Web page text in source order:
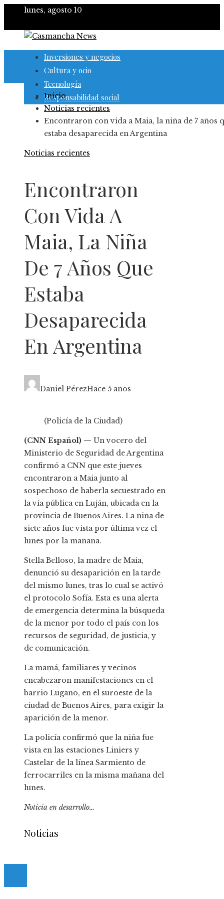
lunes, agosto 10
Inversiones y negocios
Cultura y ocio
Tecnología
Responsabilidad social
Inicio
Noticias recientes
Encontraron con vida a Maia, la niña de 7 años
estaba desaparecida en Argentina
Noticias recientes
Encontraron
Con Vida A
Maia, La Niña
De 7 Años Que
Estaba
Desaparecida
En Argentina
Daniel PérezHace 5 años
(Policía de la Ciudad)
(CNN Español) — Un vocero del
Ministerio de Seguridad de Argentina
confirmó a CNN que este jueves
encontraron a Maia junto al
sospechoso de haberla secuestrado en
la vía pública en Luján, ubicada en la
provincia de Buenos Aires. La niña de
siete años fue vista por última vez el
lunes por la mañana.
Stella Belloso, la madre de Maia,
denunció su desaparición en la tarde
del mismo lunes, tras lo cual se activó
el protocolo Sofía. Esta es una alerta
de emergencia determina la búsqueda
de la menor por todo el país con los
recursos de seguridad, de justicia, y
de comunicación.
La mamá, familiares y vecinos
encabezaron manifestaciones en el
barrio Lugano, en el suroeste de la
ciudad de Buenos Aires, para exigir la
aparición de la menor.
La policía confirmó que la niña fue
vista en las estaciones Liniers y
Castelar de la línea Sarmiento de
ferrocarriles en la misma mañana del
lunes.
Noticia en desarrollo…
Noticias